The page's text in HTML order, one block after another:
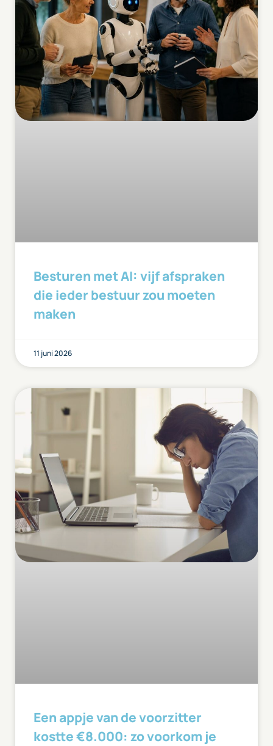
Besturen met AI: vijf afspraken
die ieder bestuur zou moeten
maken
11 juni 2026
Een appje van de voorzitter
kostte €8.000: zo voorkom je